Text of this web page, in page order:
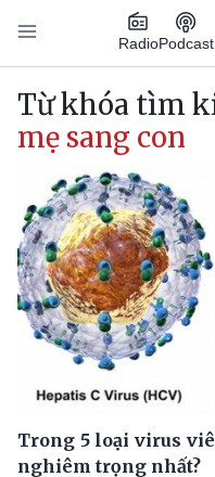
Nhảy đến nội dung
RadioPodcast
Main navigation
Từ khóa tìm
mẹ sang con
Trong 5 loại virus
nghiêm trọng nhất?